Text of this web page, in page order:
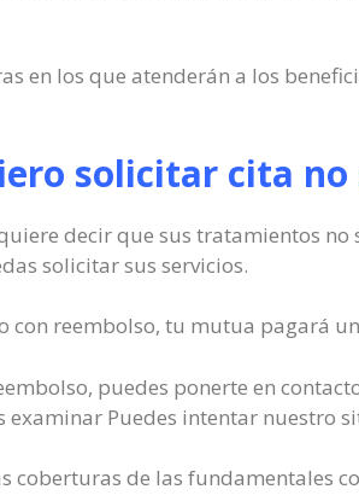
en los que atenderán a los
solicitar cita
decir que sus tratamientos
solicitar sus servicios.
con reembolso, tu mutua pagará
puedes ponerte en
examinar Puedes intentar nuestro
coberturas de las fundamentales